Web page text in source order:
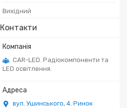
Вихідний
Контакти
CAR-LED. Радіокомпоненти та
LED освітлення.
вул. Ушинського, 4. Ринок